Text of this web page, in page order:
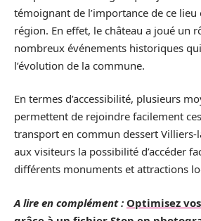
témoignant de l’importance de ce lieu
région. En effet, le château a joué un
nombreux événements historiques
l’évolution de la commune.
En termes d’accessibilité, plusieurs
permettent de rejoindre facilement
transport en commun dessert Villiers-
aux visiteurs la possibilité d’accéder
différents monuments et attractions
A lire en complément : Optimisez